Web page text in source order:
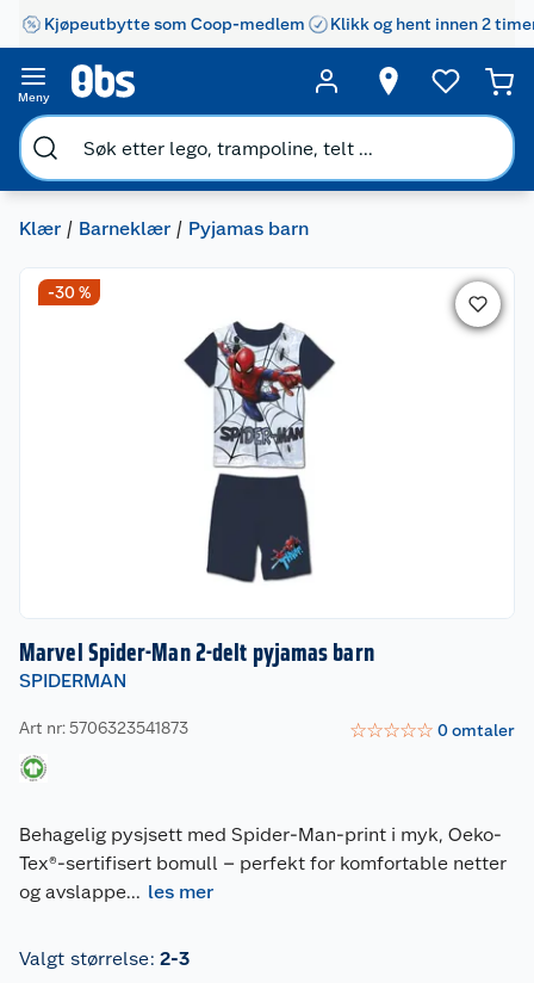
Kjøpeutbytte som Coop-medlem Klikk og hent innen 2
Meny
Klær Barneklær Pyjamas barn
-30 %
Marvel Spider-Man 2-delt pyjamas barn
SPIDERMAN
Art nr: 5706323541873 ☆☆☆☆☆ 0omtaler
Behagelig pysjsett med Spider-Man-print i myk, Oeko-
Tex®-sertifisert bomull – perfekt for komfortable netter
og avslappe... les mer
Valgt størrelse: 2-3